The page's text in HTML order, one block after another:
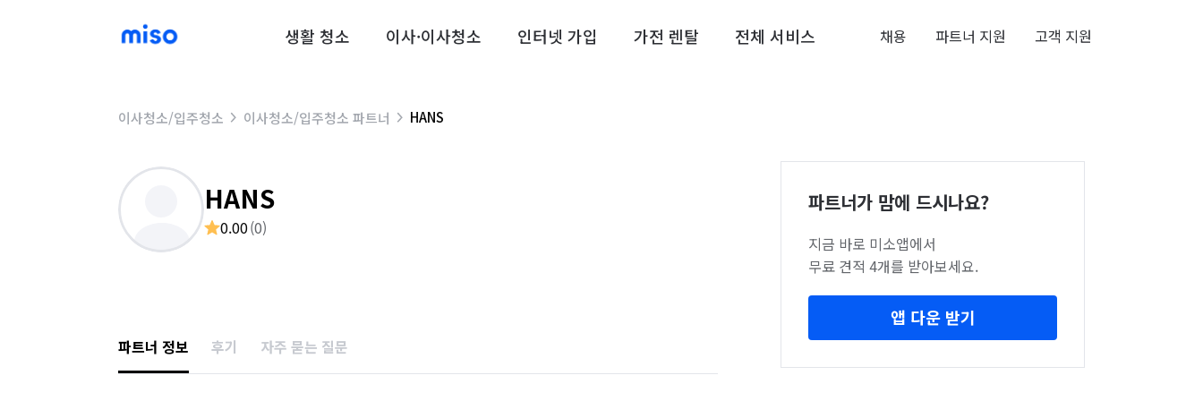
생활 청소 이사·이사청소 인터넷 가입 가전 렌탈 전체 서비스 채용 파트너 지원 고객 지원
이사청소/입주청소 이사청소/입주청소 파트너 HANS
HANS
0.00(0)
파트너 정보 후기 자주 묻는 질문
파트너가 맘에 드시나요?
지금 바로 미소앱에서
무료 견적 4개를 받아보세요.
앱 다운 받기